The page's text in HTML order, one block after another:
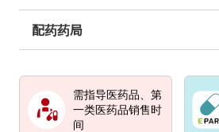
配药药局
需指导医药品、第
一类医药品销售时
间